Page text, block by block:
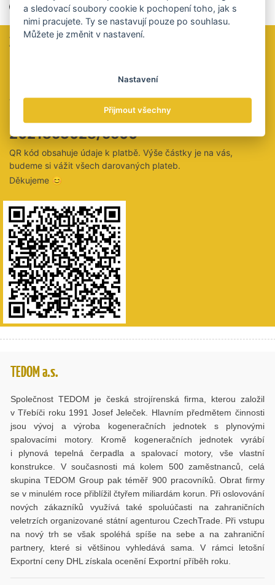
Zaujal vás tento článek?
neúčtujeme a že vás neobtěžujeme vyskakovacími okny
Velmi bychom ocenili, kdybyste nás na oplátku podpořili
peněžitým darem na tento účet:
2021853028/5500
QR kód obsahuje údaje k platbě. Výše částky je na vás,
budeme si vážit všech darovaných plateb.
Děkujeme 😊
TEDOM a.s.
Společnost TEDOM je česká strojírenská firma, kterou založil
v Třebíči roku 1991 Josef Jeleček. Hlavním předmětem činnosti
jsou vývoj a výroba kogeneračních jednotek s plynovými
spalovacími motory. Kromě kogeneračních jednotek vyrábí
i plynová tepelná čerpadla a spalovací motory, vše vlastní
konstrukce. V současnosti má kolem 500 zaměstnanců, celá
skupina TEDOM Group pak téměř 900 pracovníků. Obrat firmy
se v minulém roce přiblížil čtyřem miliardám korun. Při oslovování
nových zákazníků využívá také spoluúčasti na zahraničních
veletrzích organizované státní agenturou CzechTrade. Při vstupu
na nový trh se však spoléhá spíše na sebe a na zahraniční
partnery, které si většinou vyhledává sama. V rámci letošní
Exportní ceny DHL získala ocenění Exportní příběh roku.
a sledovací soubory cookie k pochopení toho, jak s
nimi pracujete. Ty se nastavují pouze po souhlasu.
Můžete je změnit v nastavení.
Nastavení
Přijmout všechny